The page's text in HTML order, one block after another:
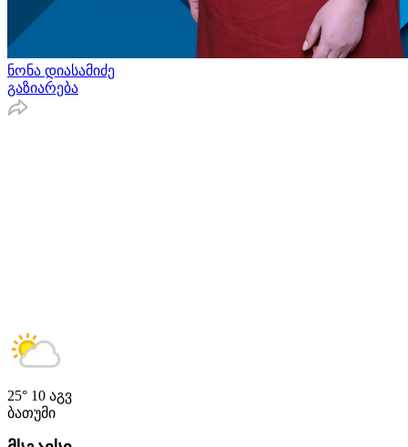
ნონა დიასამიძე
გაზიარება
25° 10 აგვ
ბათუმი